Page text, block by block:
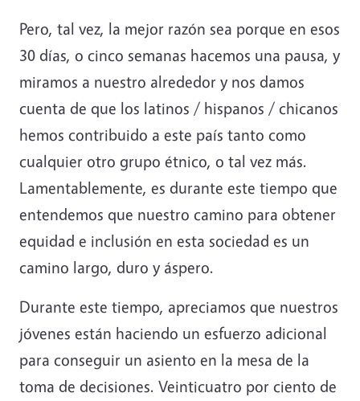
Pero, tal vez, la mejor razón sea porque en esos
30 días, o cinco semanas hacemos una pausa, y
miramos a nuestro alrededor y nos damos
cuenta de que los latinos / hispanos / chicanos
hemos contribuido a este país tanto como
cualquier otro grupo étnico, o tal vez más.
Lamentablemente, es durante este tiempo que
entendemos que nuestro camino para obtener
equidad e inclusión en esta sociedad es un
camino largo, duro y áspero.
Durante este tiempo, apreciamos que nuestros
jóvenes están haciendo un esfuerzo adicional
para conseguir un asiento en la mesa de la
toma de decisiones. Veinticuatro por ciento de